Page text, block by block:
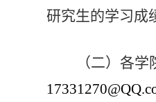
研究生的学习成
（二）各学